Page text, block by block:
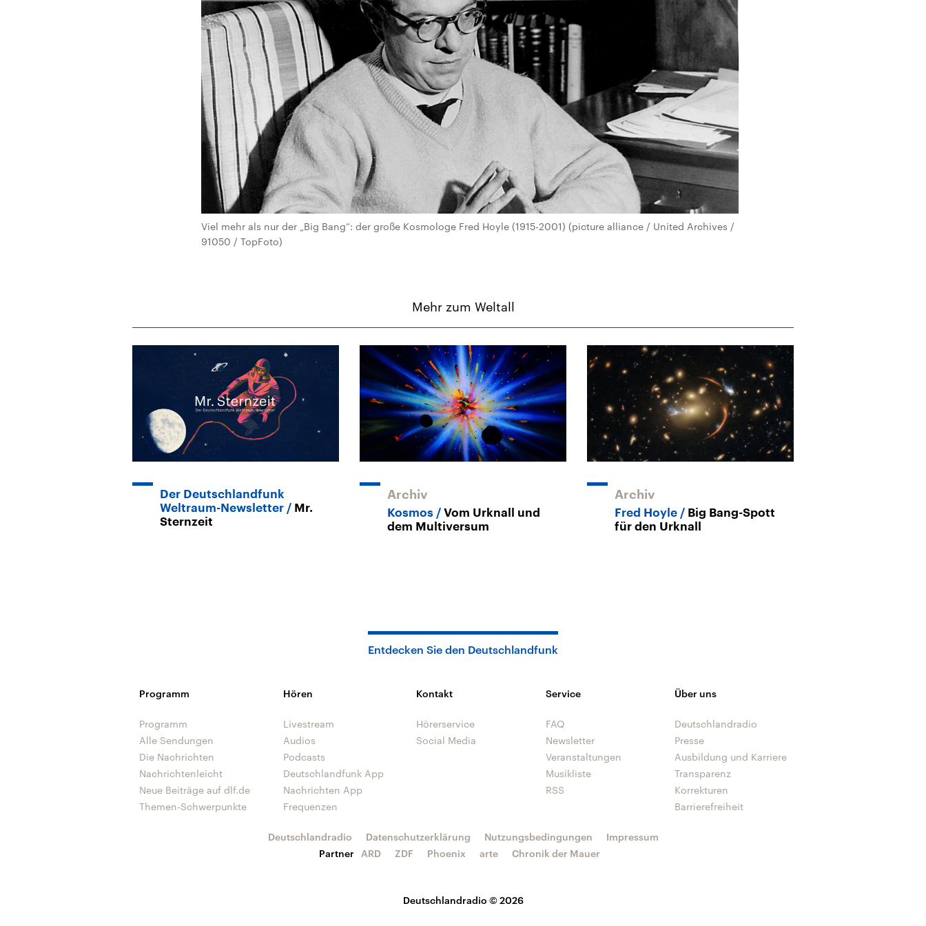
Viel mehr als nur der „Big Bang“: der große Kosmologe Fred Hoyle (1915-2001) (picture alliance / United Archives /
91050 / TopFoto)
Mehr zum Weltall
Der Deutschlandfunk
Weltraum-Newsletter
Mr.
Sternzeit
Archiv
Kosmos
Vom Urknall und
dem Multiversum
Archiv
Fred Hoyle
Big Bang-Spott
für den Urknall
Entdecken Sie den Deutschlandfunk
Programm
Programm
Alle Sendungen
Die Nachrichten
Nachrichtenleicht
Neue Beiträge auf dlf.de
Themen-Schwerpunkte
Hören
Livestream
Audios
Podcasts
Deutschlandfunk App
Nachrichten App
Frequenzen
Kontakt
Hörerservice
Social Media
Service
FAQ
Newsletter
Veranstaltungen
Musikliste
RSS
Über uns
Deutschlandradio
Presse
Ausbildung und Karriere
Transparenz
Korrekturen
Barrierefreiheit
Deutschlandradio © 2026
Deutschlandradio Datenschutzerklärung Nutzungsbedingungen
Impressum
Partner
ARD ZDF Phoenix arte Chronik der Mauer